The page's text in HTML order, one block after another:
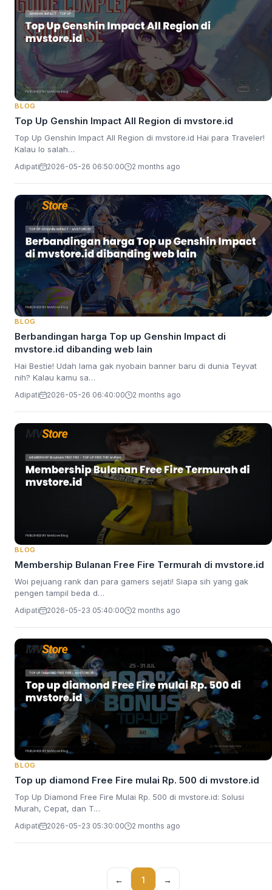
BLOG
Top Up Genshin Impact All Region di mvstore.id
Top Up Genshin Impact All Region di mvstore.id Hai para Traveler!
Kalau lo salah…
Adipati 2026-05-26 06:50:00 2 months ago
BLOG
Berbandingan harga Top up Genshin Impact di
mvstore.id dibanding web lain
Hai Bestie! Udah lama gak nyobain banner baru di dunia Teyvat
nih? Kalau kamu sa…
Adipati 2026-05-26 06:40:00 2 months ago
BLOG
Membership Bulanan Free Fire Termurah di mvstore.id
Woi pejuang rank dan para gamers sejati! Siapa sih yang gak
pengen tampil beda d…
Adipati 2026-05-23 05:40:00 2 months ago
BLOG
Top up diamond Free Fire mulai Rp. 500 di mvstore.id
Top Up Diamond Free Fire Mulai Rp. 500 di mvstore.id: Solusi
Murah, Cepat, dan T…
Adipati 2026-05-23 05:30:00 2 months ago
← 1 →